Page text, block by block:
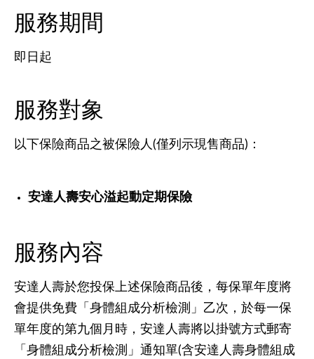
服務期間
即日起
服務對象
以下保險商品之被保險人(僅列示現售商品)：
安達人壽安心溢起動定期保險
服務內容
安達人壽於您投保上述保險商品後，每保單年度將
會提供免費「身體組成分析檢測」乙次，於每一保
單年度的第九個月時，安達人壽將以掛號方式郵寄
「身體組成分析檢測」通知單(含安達人壽身體組成